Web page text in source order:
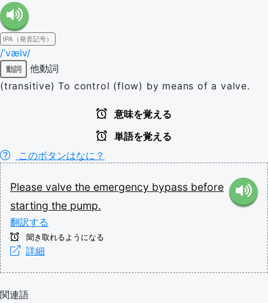
IPA（発音記号）
/ˈvælv/
動詞
他動詞
(transitive) To control (flow) by means of a valve.
意味を覚える
単語を覚える
このボタンはなに？
Please valve the emergency bypass before
starting the pump.
翻訳する
聞き取れるようになる
詳細
関連語